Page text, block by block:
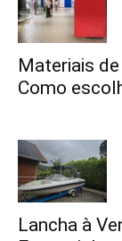
Materiais
Como
Lancha à